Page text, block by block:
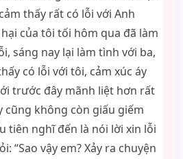
thấy rất có lỗi với Anh
của tôi tối hôm qua đã làm
sáng nay lại làm tình với ba,
có lỗi với tôi, cảm xúc áy
trước đây mãnh liệt hơn rất
cũng không còn giấu giếm
tiên nghĩ đến là nói lời xin lỗi
“Sao vậy em? Xảy ra chuyện